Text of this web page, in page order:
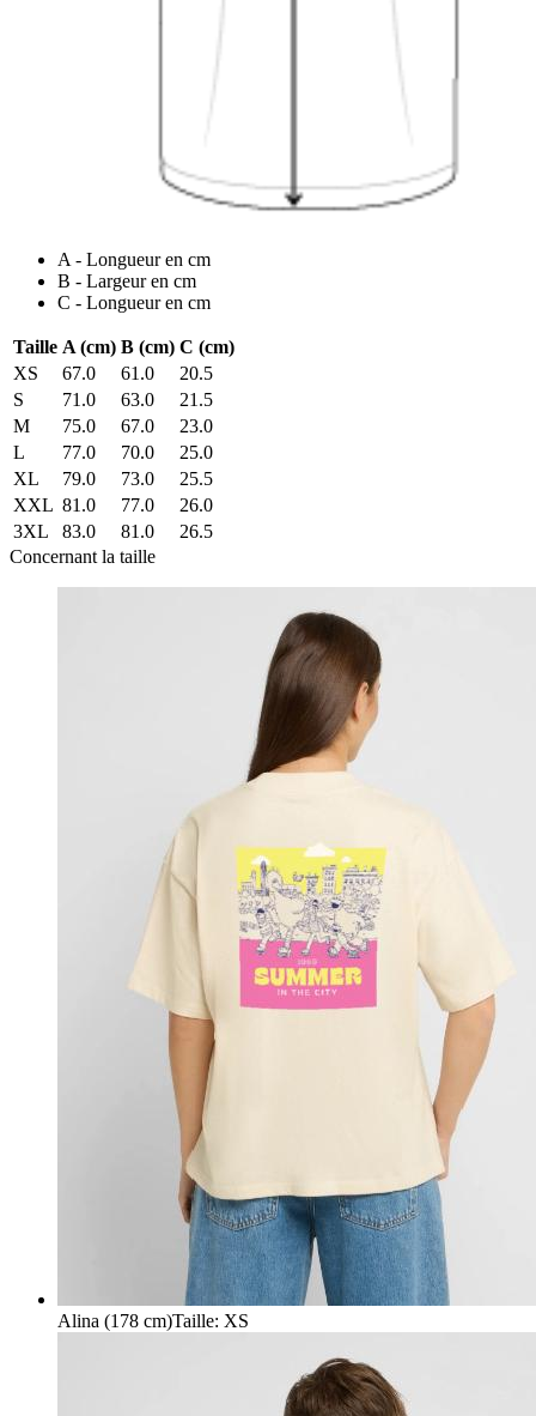
A - Longueur en cm
B - Largeur en cm
C - Longueur en cm
Taille A (cm) B (cm) C (cm)
XS
67.0 61.0
20.5
S
71.0 63.0
21.5
M
75.0 67.0
23.0
L
77.0 70.0
25.0
XL
79.0 73.0
25.5
XXL 81.0 77.0
26.0
3XL
83.0 81.0
26.5
Concernant la taille
Alina (178 cm)Taille: XS